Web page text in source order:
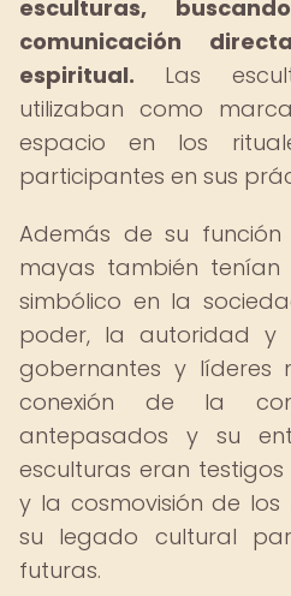
esculturas,
comunicación
espiritual. Las
utilizaban como
espacio en los
participantes en sus
Además de su función
mayas también
simbólico en la
poder, la autoridad
gobernantes y líderes
conexión de la
antepasados y su
esculturas eran
y la cosmovisión de
su legado cultural
futuras.